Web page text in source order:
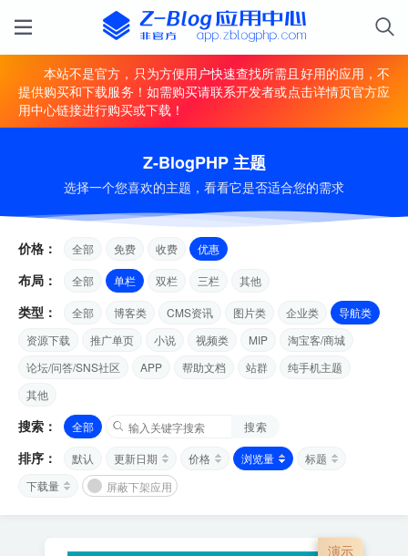
本站不是官方，只为方便用户快速查找所需且好用的应用，不
提供购买和下载服务！如需购买请联系开发者或点击详情页官方应
用中心链接进行购买或下载！
Z-BlogPHP 主题
选择一个您喜欢的主题，看看它是否适合您的需求
价格： 全部 免费 收费 优惠
布局： 全部 单栏 双栏 三栏 其他
类型： 全部 博客类 CMS资讯 图片类 企业类
导航类
资源下载
推广单页 小说 视频类 MIP
淘宝客/商城
论坛/问答/SNS社区
APP 帮助文档 站群
纯手机主题
其他
搜索： 全部 搜索
排序： 默认 更新日期 价格 浏览量
标题
下载量
屏蔽下架应用
演示